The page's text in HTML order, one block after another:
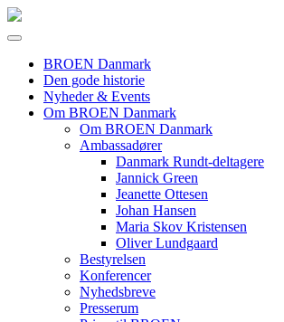
BROEN Danmark
Den gode historie
Nyheder & Events
Om BROEN Danmark
Om BROEN Danmark
Ambassadører
Danmark Rundt-deltagere
Jannick Green
Jeanette Ottesen
Johan Hansen
Maria Skov Kristensen
Oliver Lundgaard
Bestyrelsen
Konferencer
Nyhedsbreve
Presserum